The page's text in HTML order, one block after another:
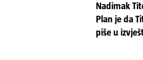
Nadimak
Plan je da
piše u